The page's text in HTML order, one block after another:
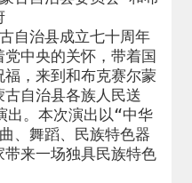
自治县成立七十周年
中央的关怀，带着国
，来到和布克赛尔蒙
自治县各族人民送
出。本次演出以“中华
、舞蹈、民族特色器
来一场独具民族特色